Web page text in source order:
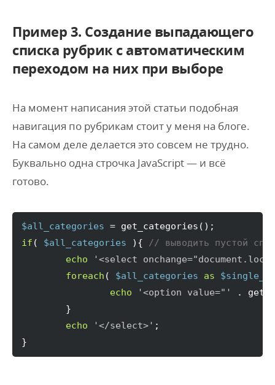
Пример 3. Создание выпадающего
списка рубрик с автоматическим
переходом на них при выборе
На момент написания этой статьи подобная
навигация по рубрикам стоит у меня на блоге.
На самом деле делается это совсем не трудно.
Буквально одна строчка JavaScript — и всё
готово.
$all_categories = get_categories ( )
if ( $all_categories ) {
// выводить пустой
echo
'<select
foreach ( $all_categories as
echo
'<option value="'
.
}
echo
'</select>'
}